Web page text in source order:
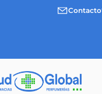
Envíos
Contacto